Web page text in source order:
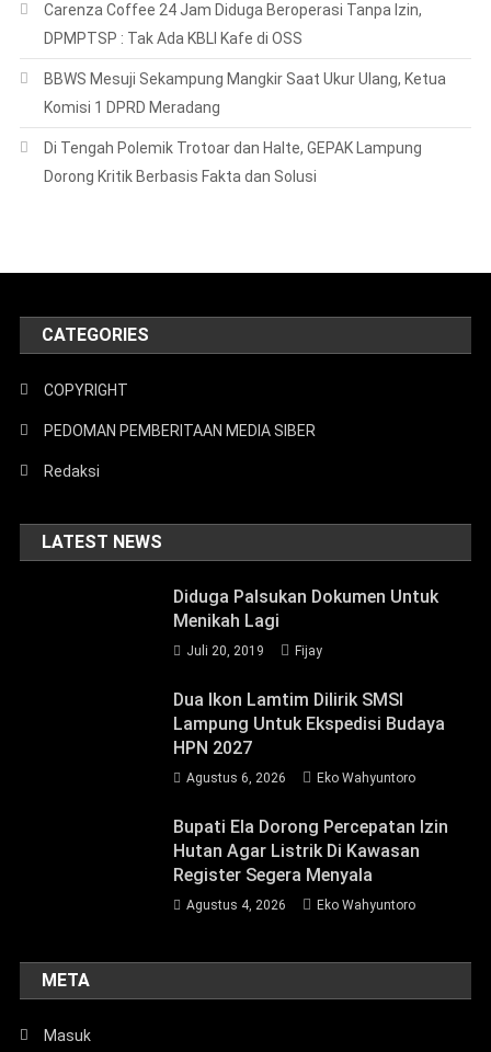
Carenza Coffee 24 Jam Diduga Beroperasi Tanpa Izin,
DPMPTSP : Tak Ada KBLI Kafe di OSS
BBWS Mesuji Sekampung Mangkir Saat Ukur Ulang, Ketua
Komisi 1 DPRD Meradang
Di Tengah Polemik Trotoar dan Halte, GEPAK Lampung
Dorong Kritik Berbasis Fakta dan Solusi
CATEGORIES
COPYRIGHT
PEDOMAN PEMBERITAAN MEDIA SIBER
Redaksi
LATEST NEWS
Diduga Palsukan Dokumen Untuk
Menikah Lagi
Juli 20, 2019 Fijay
Dua Ikon Lamtim Dilirik SMSI
Lampung Untuk Ekspedisi Budaya
HPN 2027
Agustus 6, 2026 Eko Wahyuntoro
Bupati Ela Dorong Percepatan Izin
Hutan Agar Listrik Di Kawasan
Register Segera Menyala
Agustus 4, 2026 Eko Wahyuntoro
META
Masuk